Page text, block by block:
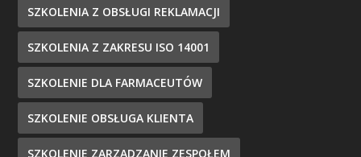
SZKOLENIA Z OBSŁUGI REKLAMACJI
SZKOLENIA Z ZAKRESU ISO 14001
SZKOLENIE DLA FARMACEUTÓW
SZKOLENIE OBSŁUGA KLIENTA
SZKOLENIE ZARZĄDZANIE ZESPOŁEM